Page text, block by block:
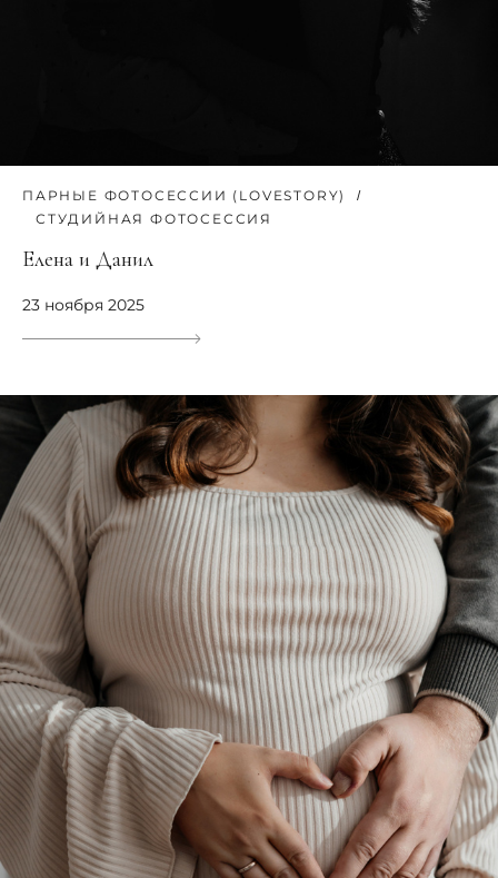
ПАРНЫЕ ФОТОСЕССИИ (LOVESTORY)
СТУДИЙНАЯ ФОТОСЕССИЯ
Елена и Данил
23 ноября 2025